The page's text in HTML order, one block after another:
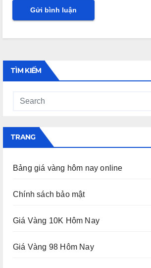
TÌM KIẾM
TRANG
Bảng giá vàng hôm nay online
Chính sách bảo mật
Giá Vàng 10K Hôm Nay
Giá Vàng 98 Hôm Nay